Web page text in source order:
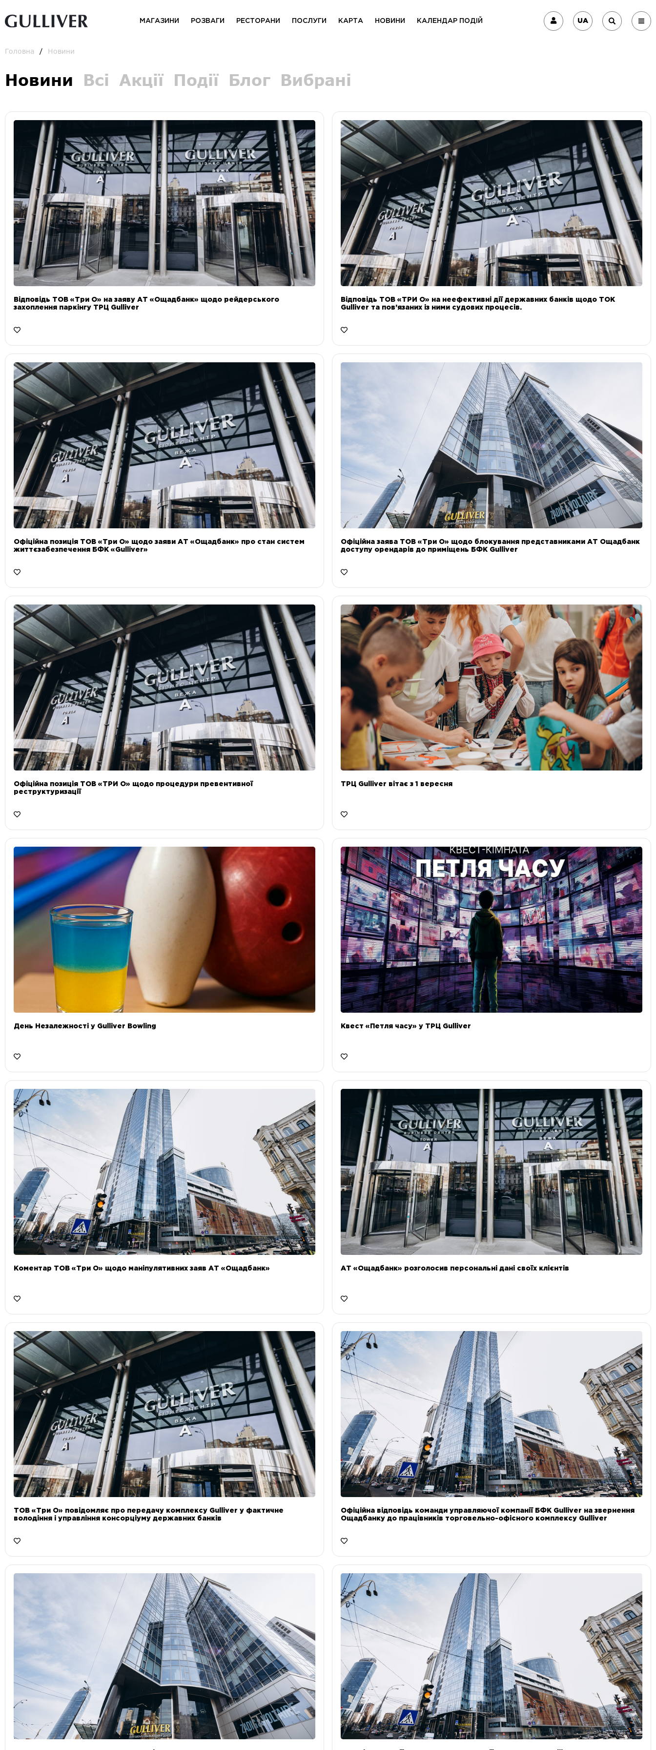
МАГАЗИНИ РОЗВАГИ РЕСТОРАНИ ПОСЛУГИ КАРТА НОВИНИ КАЛЕНДАР ПОДІЙ UA
Головна Новини
Новини Всі Акції Події Блог Вибрані
Відповідь ТОВ «Три О» на заяву АТ «Ощадбанк» щодо рейдерського
захоплення паркінгу ТРЦ Gulliver
Відповідь ТОВ «ТРИ О» на неефективні дії державних банків щодо ТОК
Gulliver та пов’язаних із ними судових процесів.
Офіційна позиція ТОВ «Три О» щодо заяви АТ «Ощадбанк» про стан систем
життєзабезпечення БФК «Gulliver»
Офіційна заява ТОВ «Три О» щодо блокування представниками АТ Ощадбанк
доступу орендарів до приміщень БФК Gulliver
Офіційна позиція ТОВ «ТРИ О» щодо процедури превентивної
реструктуризації
ТРЦ Gulliver вітає з 1 вересня
День Незалежності у Gulliver Bowling Квест «Петля часу» у ТРЦ Gulliver
Коментар ТОВ «Три О» щодо маніпулятивних заяв АТ «Ощадбанк» АТ «Ощадбанк» розголосив персональні дані своїх клієнтів
ТОВ «Три О» повідомляє про передачу комплексу Gulliver у фактичне
володіння і управління консорціуму державних банків
Офіційна відповідь команди управляючої компанії БФК Gulliver на звернення
Ощадбанку до працівників торговельно-офісного комплексу Gulliver